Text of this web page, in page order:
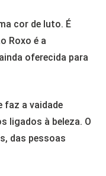
cor de luto. É
Roxo é a
oferecida para
faz a vaidade
ligados à beleza. O
das pessoas